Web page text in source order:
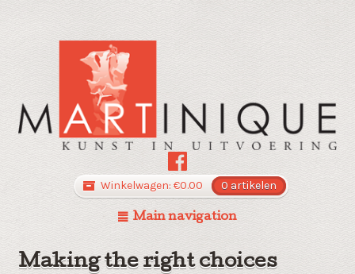
Winkelwagen: €0.00 0 artikelen
Main navigation
Making the right choices